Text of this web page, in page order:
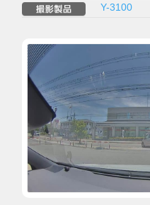
Y-3100